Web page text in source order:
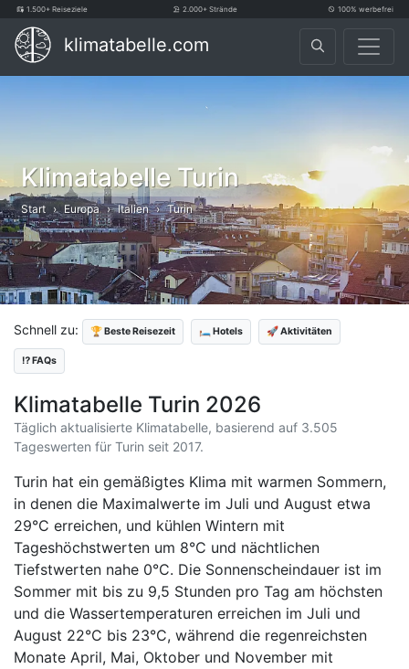
1.500+ Reiseziele 2.000+ Strände 100% werbefrei
klimatabelle.com
Klimatabelle Turin
Start Europa Italien Turin
Schnell zu: 🏆 Beste Reisezeit 🛏️ Hotels 🚀 Aktivitäten
⁉️ FAQs
Klimatabelle Turin 2026
Täglich aktualisierte Klimatabelle, basierend auf 3.505
Tageswerten für Turin seit 2017.
Turin hat ein gemäßigtes Klima mit warmen Sommern,
in denen die Maximalwerte im Juli und August etwa
29°C erreichen, und kühlen Wintern mit
Tageshöchstwerten um 8°C und nächtlichen
Tiefstwerten nahe 0°C. Die Sonnenscheindauer ist im
Sommer mit bis zu 9,5 Stunden pro Tag am höchsten
und die Wassertemperaturen erreichen im Juli und
August 22°C bis 23°C, während die regenreichsten
Monate April, Mai, Oktober und November mit